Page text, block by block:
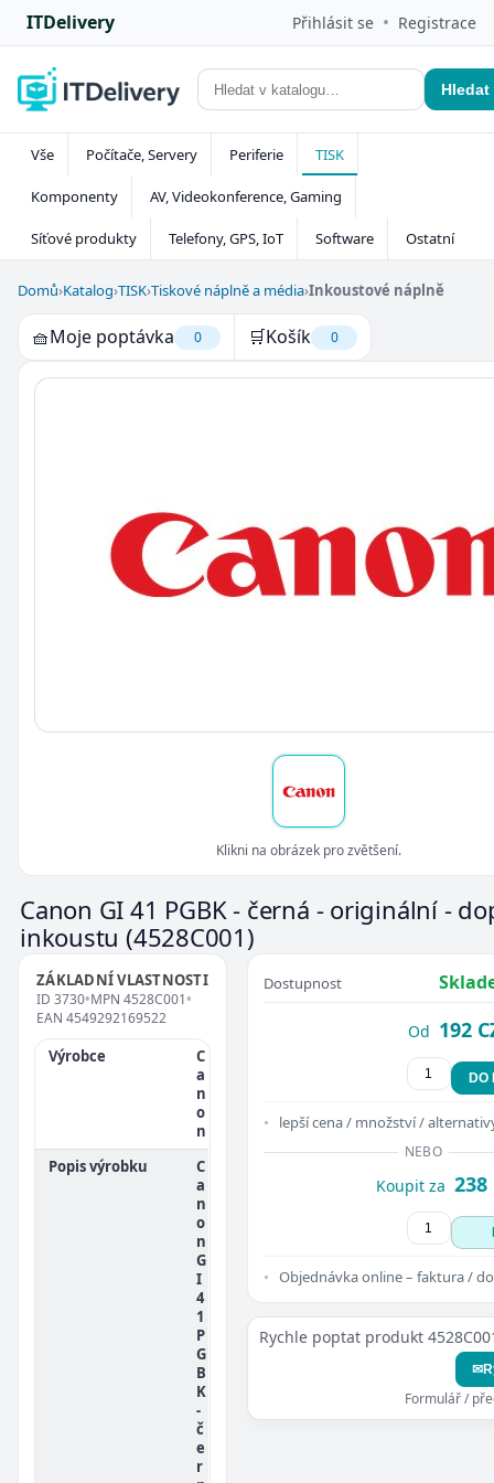
ITDelivery Přihlásit se • Registrace
Hledat
Vše Počítače, Servery Periferie TISK
Komponenty AV, Videokonference, Gaming
Síťové produkty Telefony, GPS, IoT Software Ostatní
Domů›Katalog›TISK›Tiskové náplně a média›Inkoustové náplně
🧺Moje poptávka 0 🛒Košík 0
Klikni na obrázek pro zvětšení.
Canon GI 41 PGBK - černá - originální -
inkoustu(4528C001)
ZÁKLADNÍ VLASTNOSTI
ID 3730•MPN 4528C001•
EAN 4549292169522
Výrobce
C
a
n
o
n
Popis výrobku
C
a
n
o
n
G
I
4
1
P
G
B
K
-
č
e
r
Dostupnost
Od 192
DO
lepší cena / množství /
NEBO
Koupit za 238
Objednávka online – faktura /
Rychle poptat produkt
✉
Formulář /